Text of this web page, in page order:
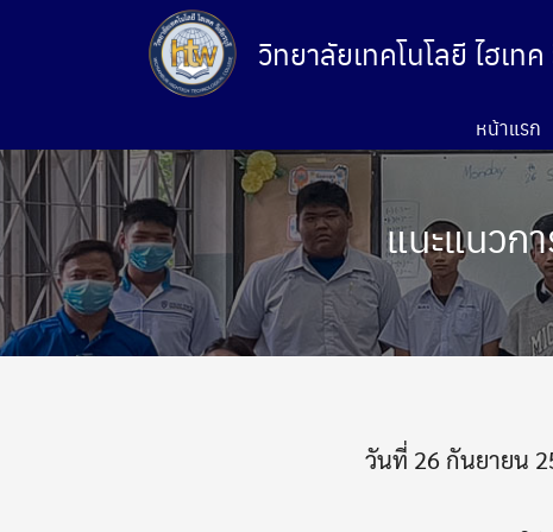
วิทยาลัยเทคโนโลยี ไฮเทค
หน้าแรก
แนะแนวก
วันที่ 26 กันยายน